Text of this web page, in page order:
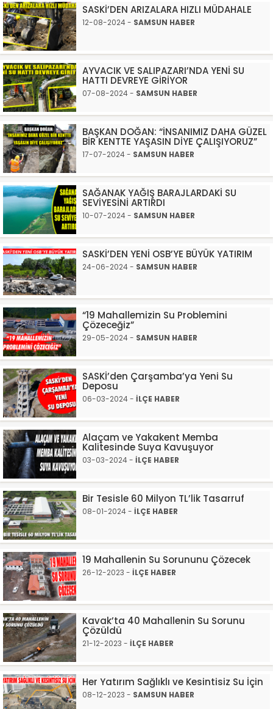
SASKİ’DEN ARIZALARA HIZLI MÜDAHALE
12-08-2024 - SAMSUN HABER
AYVACIK VE SALIPAZARI’NDA YENİ SU
HATTI DEVREYE GİRİYOR
07-08-2024 - SAMSUN HABER
BAŞKAN DOĞAN: “İNSANIMIZ DAHA GÜZEL
BİR KENTTE YAŞASIN DİYE ÇALIŞIYORUZ”
17-07-2024 - SAMSUN HABER
SAĞANAK YAĞIŞ BARAJLARDAKİ SU
SEVİYESİNİ ARTIRDI
10-07-2024 - SAMSUN HABER
SASKİ’DEN YENİ OSB’YE BÜYÜK YATIRIM
24-06-2024 - SAMSUN HABER
“19 Mahallemizin Su Problemini
Çözeceğiz”
29-05-2024 - SAMSUN HABER
SASKİ’den Çarşamba’ya Yeni Su
Deposu
06-03-2024 - İLÇE HABER
Alaçam ve Yakakent Memba
Kalitesinde Suya Kavuşuyor
03-03-2024 - İLÇE HABER
Bir Tesisle 60 Milyon TL’lik Tasarruf
08-01-2024 - İLÇE HABER
19 Mahallenin Su Sorununu Çözecek
26-12-2023 - İLÇE HABER
Kavak’ta 40 Mahallenin Su Sorunu
Çözüldü
21-12-2023 - İLÇE HABER
Her Yatırım Sağlıklı ve Kesintisiz Su İçin
08-12-2023 - SAMSUN HABER